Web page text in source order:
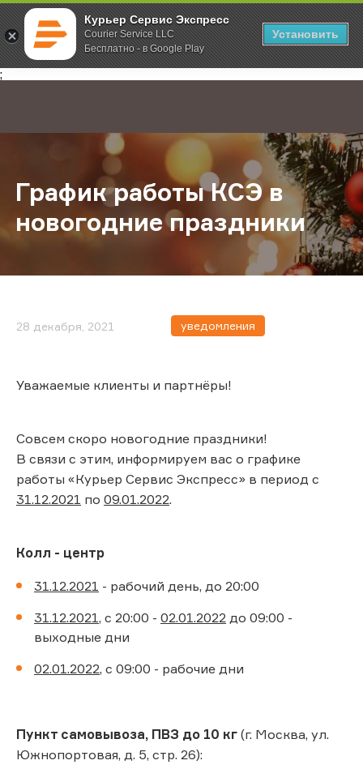
Курьер Сервис Экспресс
Courier Service LLC
Бесплатно - в Google Play
Установить
;
Главная О компании Новости График работы КСЭ в новогодние
График работы КСЭ в
новогодние праздники
28 декабря, 2021 уведомления
Уважаемые клиенты и партнёры!
Совсем скоро новогодние праздники!
В связи с этим, информируем вас о графике
работы «Курьер Сервис Экспресс» в период с
31.12.2021 по 09.01.2022.
Колл - центр
31.12.2021 - рабочий день, до 20:00
31.12.2021, с 20:00 - 02.01.2022 до 09:00 -
выходные дни
02.01.2022, с 09:00 - рабочие дни
Пункт самовывоза, ПВЗ до 10 кг (г. Москва, ул.
Южнопортовая, д. 5, стр. 26):